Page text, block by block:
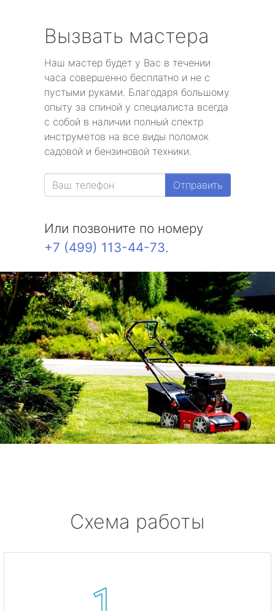
Вызвать мастера
Наш мастер будет у Вас в течении
часа совершенно бесплатно и не с
пустыми руками. Благодаря большому
опыту за спиной у специалиста всегда
с собой в наличии полный спектр
инструметов на все виды поломок
садовой и бензиновой техники.
Отправить
Или позвоните по номеру
+7 (499) 113-44-73.
Схема работы